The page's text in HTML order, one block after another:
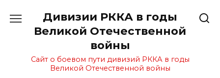
содержанию
Дивизии РККА в годы
Великой Отечественной
войны
Сайт о боевом пути дивизий РККА в годы
Великой Отечественной войны